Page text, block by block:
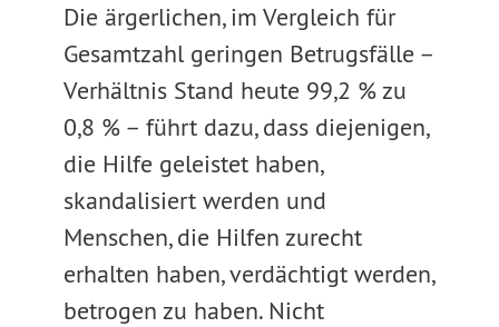
Die ärgerlichen, im Vergleich für
Gesamtzahl geringen Betrugsfälle –
Verhältnis Stand heute 99,2 % zu
0,8 % – führt dazu, dass diejenigen,
die Hilfe geleistet haben,
skandalisiert werden und
Menschen, die Hilfen zurecht
erhalten haben, verdächtigt werden,
betrogen zu haben. Nicht